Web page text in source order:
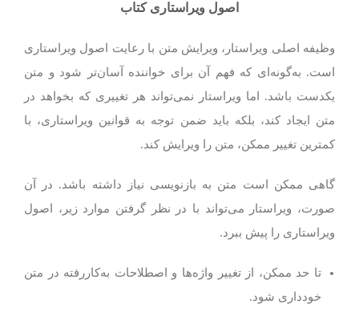
اصول ویراستاری کتاب
وظیفه اصلی ویراستار، ویرایش متن با رعایت اصول ویراستاری
است. به‌گونه‌ای که فهم آن برای خواننده آسان‌‌تر شود و متن
یکدست باشد. اما ویراستار نمی‌تواند هر تغییری که بخواهد در
متن ایجاد کند، بلکه باید ضمن توجه به قوانین ویراستاری، با
کمترین تغییر ممکن، متن را ویرایش کند.
گاهی ممکن است متن به بازنویسی نیاز داشته باشد. در آن
صورت، ویراستار می‌تواند با در نظر گرفتن موارد زیر، اصول
ویراستاری را پیش ببرد.
تا حد ممکن، از تغییر واژه‌ها و اصطلاحات به‌کاررفته در متن
خودداری شود.